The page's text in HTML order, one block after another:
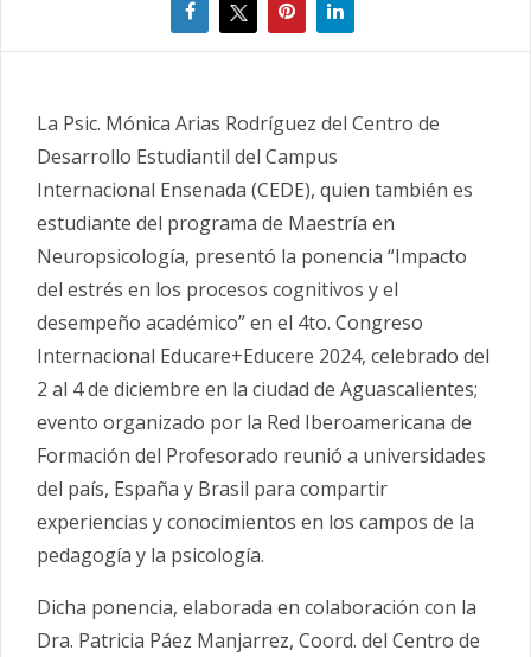
La Psic. Mónica Arias Rodríguez del Centro de
Desarrollo Estudiantil del Campus
Internacional Ensenada (CEDE), quien también es
estudiante del programa de Maestría en
Neuropsicología, presentó la ponencia “Impacto
del estrés en los procesos cognitivos y el
desempeño académico”en el 4to. Congreso
Internacional Educare+Educere 2024, celebrado del
2 al 4 de diciembre en la ciudad de Aguascalientes;
evento organizado por la Red Iberoamericana de
Formación del Profesorado reunió a universidades
del país, España y Brasil para compartir
experiencias y conocimientos en los campos de la
pedagogía y la psicología.
Dicha ponencia, elaborada en colaboración con la
Dra. Patricia Páez Manjarrez, Coord. del Centro de